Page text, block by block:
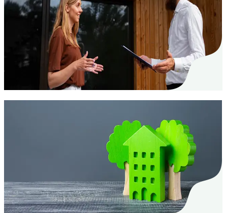
proprietario
La ricerca di un alloggio puo essere stressante. Vi
presentiamo alcune affermazioni che dovreste
evitare di fronte a un proprietario.
Come funziona la cauzione d'affitto in
Le basi essenziali del deposito cauzionale classico e
le possibili alternative.